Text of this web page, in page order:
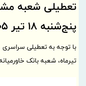
تعطیلی شعبه
پنج‌شنبه ۱۸ تیر 1405
تیرماه، شعبه بانک